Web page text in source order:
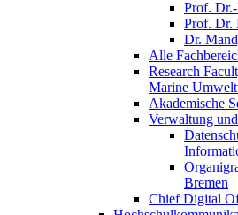
Prof.
Prof. Dr.
Dr.
Alle
Research
Marine
Akademische
Verwaltung
Bremen
Chief Digital